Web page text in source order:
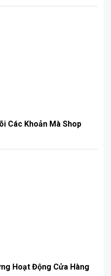
Các Khoản Mà Shop
Hoạt Động Cửa Hàng